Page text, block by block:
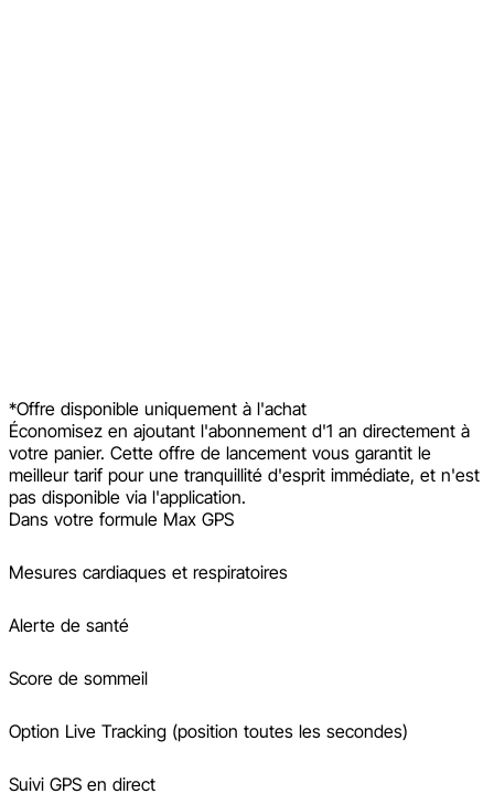
*Offre disponible uniquement à l'achat
Économisez en ajoutant l'abonnement d'1 an directement à
votre panier. Cette offre de lancement vous garantit le
meilleur tarif pour une tranquillité d'esprit immédiate, et n'est
pas disponible via l'application.
Dans votre formule Max GPS
Mesures cardiaques et respiratoires
Alerte de santé
Score de sommeil
Option Live Tracking (position toutes les secondes)
Suivi GPS en direct